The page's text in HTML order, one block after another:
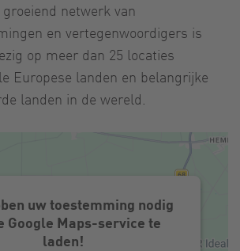
netwerk van
en vertegenwoordigers is
op meer dan 25 locaties
Europese landen en belangrijke
landen in de wereld.
uw toestemming nodig
Google Maps-service te
laden!